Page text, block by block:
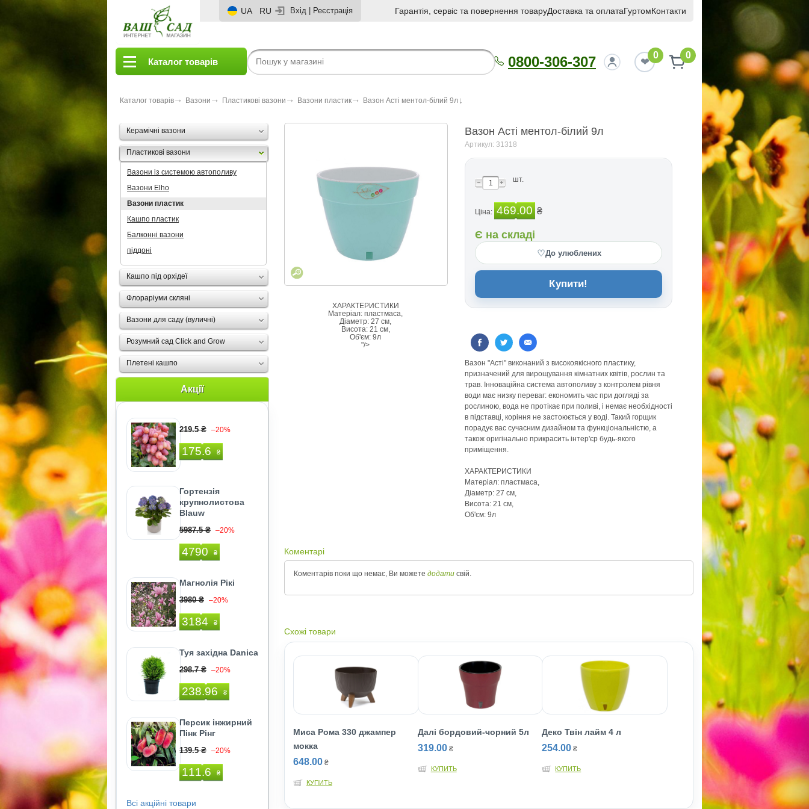
UA RU Вхід Реєстрація Гарантія, сервіс та повернення товаруДоставка та оплатаГуртомКонтакти
Каталог товарів 0800-306-307 0 0
Каталог товарів Вазони Пластикові вазони Вазони пластик Вазон Асті ментол-білий 9л
Керамічні вазони
Пластикові вазони
Вазони із системою автополиву
Вазони Elho
Вазони пластик
Кашпо пластик
Балконні вазони
піддоні
Кашпо під орхідеї
Флораріуми скляні
Вазони для саду (вуличні)
Розумний сад Click and Grow
Плетені кашпо
Акції
219.5 ₴ –20%
175.6 ₴
Гортензія
крупнолистова
Blauw
5987.5 ₴ –20%
4790 ₴
Магнолія Рікі
3980 ₴ –20%
3184 ₴
Туя західна Danica
298.7 ₴ –20%
238.96 ₴
Персик інжирний
Пінк Рінг
139.5 ₴ –20%
111.6 ₴
Всі акційні товари
ХАРАКТЕРИСТИКИ
Матеріал: пластмаса,
Діаметр: 27 см,
Висота: 21 см,
Об'єм: 9л
"/>
Вазон Асті ментол-білий 9л
Артикул: 31318
шт.
Ціна: 469.00 ₴
Є на складі
♡До улюблених
Купити!
Вазон "Асті" виконаний з високоякісного пластику,
призначений для вирощування кімнатних квітів, рослин та
трав. Інноваційна система автополиву з контролем рівня
води має низку переваг: економить час при догляді за
рослиною, вода не протікає при поливі, і немає необхідності
в підставці, коріння не застоюється у воді. Такий горщик
порадує вас сучасним дизайном та функціональністю, а
також оригінально прикрасить інтер'єр будь-якого
приміщення.
ХАРАКТЕРИСТИКИ
Матеріал: пластмаса,
Діаметр: 27 см,
Висота: 21 см,
Об'єм: 9л
Коментарі
Коментарів поки що немає, Ви можете додати свій.
Схожі товари
Миса Рома 330 джампер
мокка
648.00 ₴
КУПИТЬ
Далi бордовий-чорний 5л
319.00 ₴
КУПИТЬ
Деко Твін лайм 4 л
254.00 ₴
КУПИТЬ